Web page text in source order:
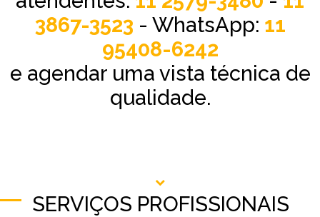
3867-3523 - WhatsApp: 11
95408-6242
e agendar uma vista técnica de
qualidade.
SERVIÇOS PROFISSIONAIS